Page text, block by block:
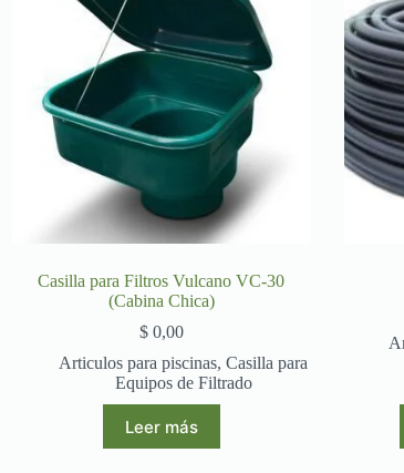
Casilla para Filtros Vulcano VC-30
(Cabina Chica)
$0,00
Articulos para piscinas,Casilla para
Equipos de Filtrado
Leer más